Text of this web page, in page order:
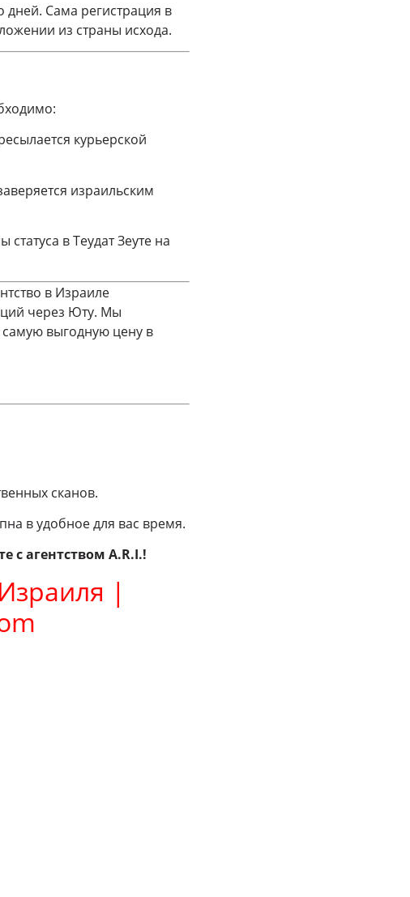
дней. Сама регистрация в
из страны исхода.
курьерской
израильским
статуса в Теудат Зеуте на
в Израиле
через Юту. Мы
выгодную цену в
сканов.
в удобное для вас время.
с агентством A.R.I.!
|